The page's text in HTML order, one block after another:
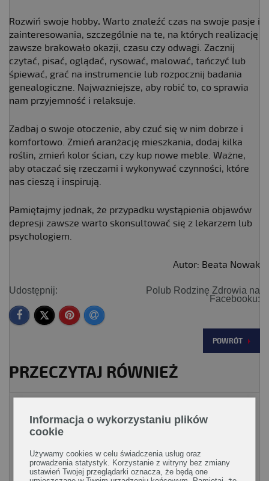
Rozwiń swoje hobby. Warto znaleźć czas na swoje pasje i
zainteresowania, szczególnie na te, na których realizację
zawsze brakowało okazji, czasu czy odwagi. Zacznij
czytać, pisać, oglądać, rysować, malować, tańczyć lub
śpiewać, grać na instrumencie lub rozpocznij badania
genealogiczne. Najważniejsze, aby robić to, co sprawia
nam przyjemność i relaksuje.
Zadbaj o swoje otoczenie, aby czuć się w nim dobrze i
komfortowo. Zmień aranżację mieszkania, dodaj kilka
roślin, zmień kolor ścian, czy kup nowe meble. Ważne,
aby otaczać się rzeczami i wykonywać czynności, które
nas cieszą i inspirują.
Pamiętajmy jednak, że przypadku wystąpienia objawów
depresji zawsze warto skonsultować się z lekarzem lub
psychologiem.
Autor: Beata Nowak
Udostępnij:
Polub Rodzinę Zdrowia na
Facebooku:
POWRÓT
PRZECZYTAJ RÓWNIEŻ
Informacja o wykorzystaniu plików
cookie
Używamy cookies w celu świadczenia usług oraz
prowadzenia statystyk. Korzystanie z witryny bez zmiany
ustawień Twojej przeglądarki oznacza, że będą one